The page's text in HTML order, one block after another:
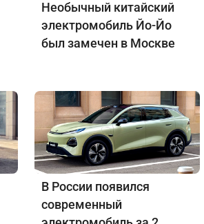
Необычный китайский
электромобиль Йо-Йо
был замечен в Москве
В России появился
современный